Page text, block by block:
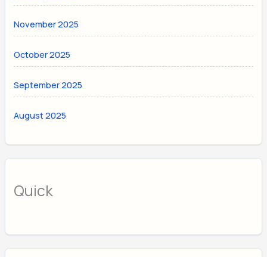
November 2025
October 2025
September 2025
August 2025
Quick